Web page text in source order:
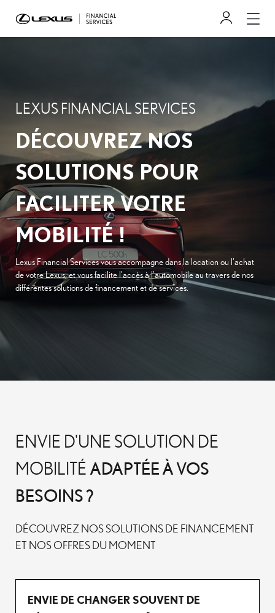
LEXUS FINANCIAL SERVICES
DÉCOUVREZ NOS
SOLUTIONS POUR
FACILITER VOTRE
MOBILITÉ !
Lexus Financial Services vous accompagne dans la location ou l'achat
de votre Lexus, et vous facilite l’accès à l’automobile au travers de nos
différentes solutions de financement et de services.
ENVIE D'UNE SOLUTION DE
MOBILITÉ ADAPTÉE À VOS
BESOINS ?
DÉCOUVREZ NOS SOLUTIONS DE FINANCEMENT
ET NOS OFFRES DU MOMENT
ENVIE DE CHANGER SOUVENT DE